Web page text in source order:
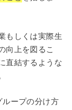
もしくは実際生
向上を図るこ
直結するような
ープの分け方